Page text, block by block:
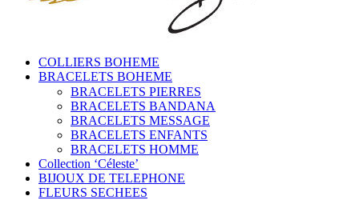
COLLIERS BOHEME
BRACELETS BOHEME
BRACELETS PIERRES
BRACELETS BANDANA
BRACELETS MESSAGE
BRACELETS ENFANTS
BRACELETS HOMME
Collection ‘Céleste’
BIJOUX DE TELEPHONE
FLEURS SECHEES